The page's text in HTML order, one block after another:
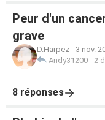
Peur d'un
grave
D.Harpez - 3 nov.
Andy31200 - 2
8 réponses